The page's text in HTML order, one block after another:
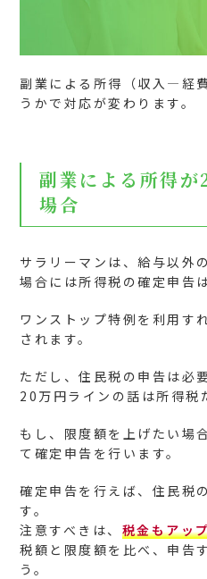
副業による所得（収入―経
うかで対応が変わります。
副業による所得
場合
サラリーマンは、給与以外
場合には所得税の確定申告
ワンストップ特例を利用す
されます。
ただし、住民税の申告は必
20万円ラインの話は所得税
もし、限度額を上げたい場
て確定申告を行います。
確定申告を行えば、住民税
す。
注意すべきは、 税金もアッ
税額と限度額を比べ、申告
う。